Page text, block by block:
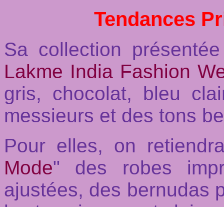
Tendances
Sa collection
Lakme India Fashion
gris, chocolat, bleu
messieurs et des tons
Pour elles, on
Mode" des robes
ajustées, des bernudas